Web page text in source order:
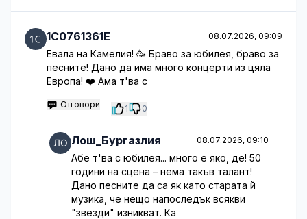
1C0761361E 08.07.2026, 09:09
Евала на Камелия! 🥳 Браво за юбилея, браво за
песните! Дано да има много концерти из цяла
Европа! ❤️ Ама т'ва с
Отговори 1 0
Лош_Бургазлия 08.07.2026, 09:10
Абе т'ва с юбилея... много е яко, де! 50
години на сцена – нема такъв талант!
Дано песните да са як като старата й
музика, че нещо напоследък всякви
"звезди" изникват. Ка